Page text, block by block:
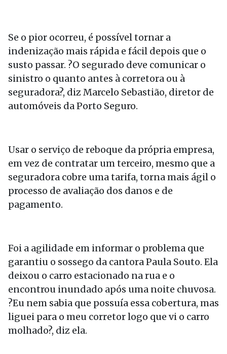
Se o pior ocorreu, é possível tornar a
indenização mais rápida e fácil depois que o
susto passar. ?O segurado deve comunicar o
sinistro o quanto antes à corretora ou à
seguradora?, diz Marcelo Sebastião, diretor de
automóveis da Porto Seguro.
Usar o serviço de reboque da própria empresa,
em vez de contratar um terceiro, mesmo que a
seguradora cobre uma tarifa, torna mais ágil o
processo de avaliação dos danos e de
pagamento.
Foi a agilidade em informar o problema que
garantiu o sossego da cantora Paula Souto. Ela
deixou o carro estacionado na rua e o
encontrou inundado após uma noite chuvosa.
?Eu nem sabia que possuía essa cobertura, mas
liguei para o meu corretor logo que vi o carro
molhado?, diz ela.